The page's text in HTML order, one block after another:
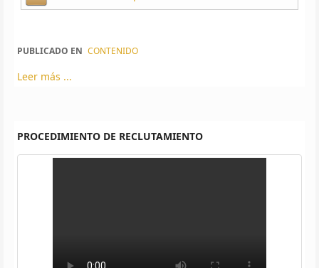
PUBLICADO EN CONTENIDO
Leer más ...
PROCEDIMIENTO DE RECLUTAMIENTO